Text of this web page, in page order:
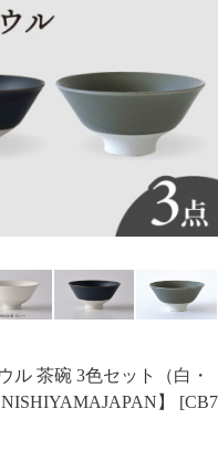
ル 茶碗 3色セット（白・
】 [CB7